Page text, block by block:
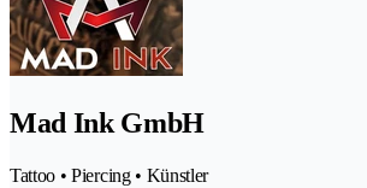
Mad Ink GmbH
Tattoo • Piercing • Künstler